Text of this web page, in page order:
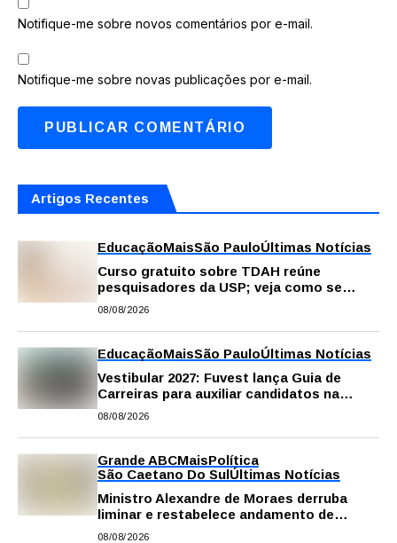
Notifique-me sobre novos comentários por e-mail.
Notifique-me sobre novas publicações por e-mail.
Artigos Recentes
EducaçãoMaisSão PauloÚltimas Notícias
Curso gratuito sobre TDAH reúne
pesquisadores da USP; veja como se
inscrever
08/08/2026
EducaçãoMaisSão PauloÚltimas Notícias
Vestibular 2027: Fuvest lança Guia de
Carreiras para auxiliar candidatos na
escolha da profissão
08/08/2026
Grande ABCMaisPolítica
São Caetano Do SulÚltimas Notícias
Ministro Alexandre de Moraes derruba
liminar e restabelece andamento de
comissão processante contra vereador
08/08/2026